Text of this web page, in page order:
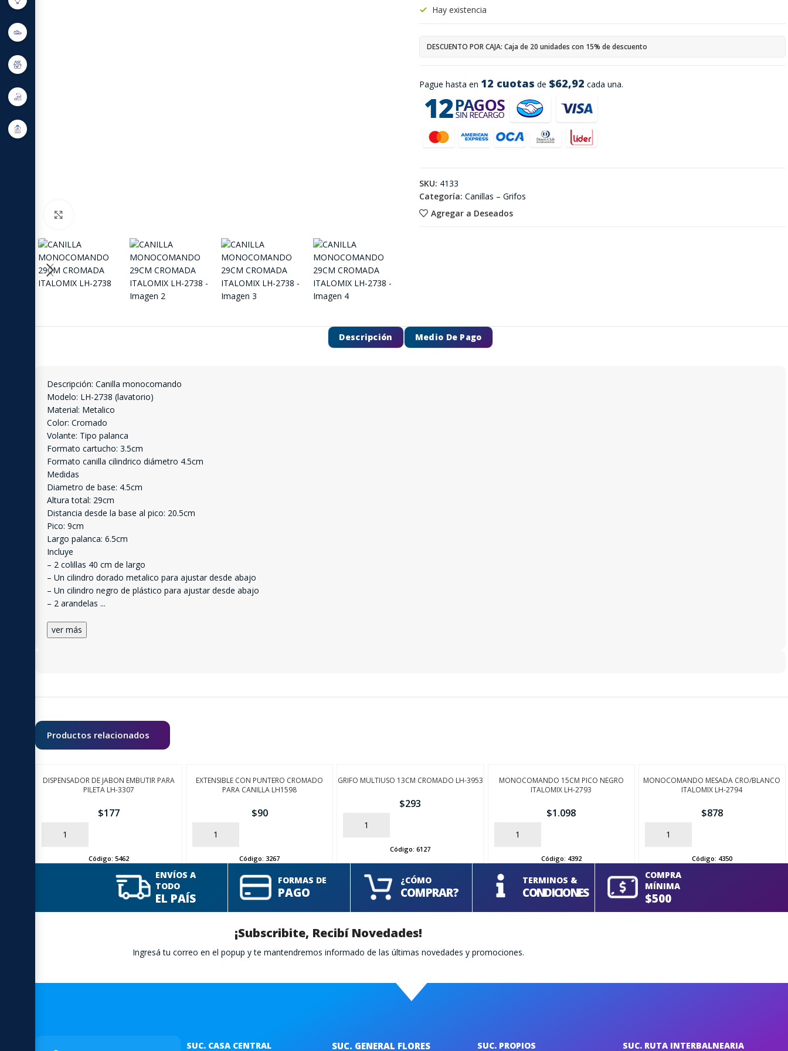
Pague hasta en 12 cuotas de $62,92 cada una.
Hay existencia
DESCUENTO POR CAJA: Caja de 20 unidades con 15% de descuento
Agregar a Deseados
SKU: 4133
Categoría: Canillas – Grifos
Descripción Medio De Pago
Descripción: Canilla monocomando
Modelo: LH-2738 (lavatorio)
Material: Metalico
Color: Cromado
Volante: Tipo palanca
Formato cartucho: 3.5cm
Formato canilla cilindrico diámetro 4.5cm
Medidas
Diametro de base: 4.5cm
Altura total: 29cm
Distancia desde la base al pico: 20.5cm
Pico: 9cm
Largo palanca: 6.5cm
Incluye
– 2 colillas 40 cm de largo
– Un cilindro dorado metalico para ajustar desde abajo
– Un cilindro negro de plástico para ajustar desde abajo
– 2 arandelas ...
ver más
Productos relacionados
DISPENSADOR DE JABON EMBUTIR PARA
PILETA LH-3307
$177
AÑADIR
Código:5462
EXTENSIBLE CON PUNTERO CROMADO
PARA CANILLA LH1598
$90
AÑADIR
Código:3267
GRIFO MULTIUSO 13CM CROMADO LH-3953
$293
AÑADIR
Código:6127
MONOCOMANDO 15CM PICO NEGRO
ITALOMIX LH-2793
$1.098
AÑADIR
Código: 4392
MONOCOMANDO MESADA CRO/BLANCO
ITALOMIX LH-2794
$878
AÑADIR
Código: 4350
ENVÍOS A
TODO
EL PAÍS
FORMAS DE
PAGO
¿CÓMO
COMPRAR?
TERMINOS &
CONDICIONES
COMPRA
MÍNIMA
$500
¡Subscribite, Recibí Novedades!
Ingresá tu correo en el popup y te mantendremos informado de las últimas novedades y promociones.
SUC. CASA CENTRAL SUC. GENERAL FLORES SUC. PROPIOS SUC. RUTA INTERBALNEARIA